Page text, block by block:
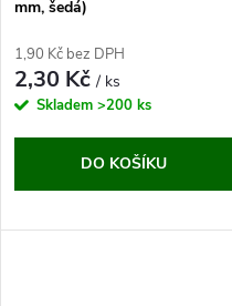
mm, šedá)
1,90 Kč bez DPH
2,30 Kč/ ks
Skladem >200 ks
DO KOŠÍKU